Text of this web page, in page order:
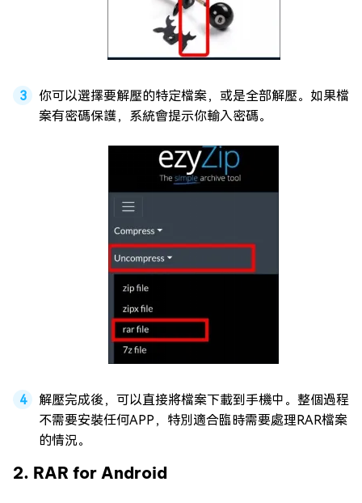
你可以選擇要解壓的特定檔案，或是全部解壓。如果檔
案有密碼保護，系統會提示你輸入密碼。
解壓完成後，可以直接將檔案下載到手機中。整個過程
不需要安裝任何APP，特別適合臨時需要處理RAR檔案
的情況。
2. RAR for Android